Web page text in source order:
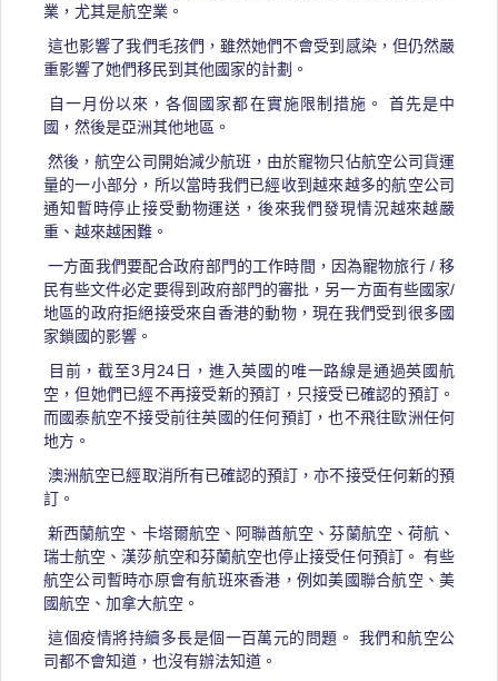
業，尤其是航空業。
這也影響了我們毛孩們，雖然她們不會受到感染，但仍然嚴
重影響了她們移民到其他國家的計劃。
自一月份以來，各個國家都在實施限制措施。 首先是中
國，然後是亞洲其他地區。
然後，航空公司開始減少航班，由於寵物只佔航空公司貨運
量的一小部分，所以當時我們已經收到越來越多的航空公司
通知暫時停止接受動物運送，後來我們發現情況越來越嚴
重、越來越困難。
一方面我們要配合政府部門的工作時間，因為寵物旅行 / 移
民有些文件必定要得到政府部門的審批，另一方面有些國家/
地區的政府拒絕接受來自香港的動物，現在我們受到很多國
家鎖國的影響。
目前，截至3月24日，進入英國的唯一路線是通過英國航
空，但她們已經不再接受新的預訂，只接受已確認的預訂。
而國泰航空不接受前往英國的任何預訂，也不飛往歐洲任何
地方。
澳洲航空已經取消所有已確認的預訂，亦不接受任何新的預
訂。
新西蘭航空、卡塔爾航空、阿聯酋航空、芬蘭航空、荷航、
瑞士航空、漢莎航空和芬蘭航空也停止接受任何預訂。 有些
航空公司暫時亦原會有航班來香港，例如美國聯合航空、美
國航空、加拿大航空。
這個疫情將持續多長是個一百萬元的問題。 我們和航空公
司都不會知道，也沒有辦法知道。